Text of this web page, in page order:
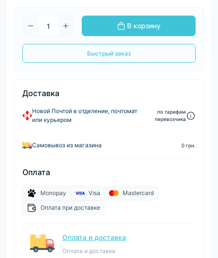
В корзину
Быстрый заказ
Доставка
Новой Почтой в отделение, почтомат
или курьером
по тарифам
перевозчика
Самовывоз из магазина 0 грн.
Оплата
Monopay Visa
Mastercard
Оплата при доставке
Оплата и доставка
Оплата и доставка